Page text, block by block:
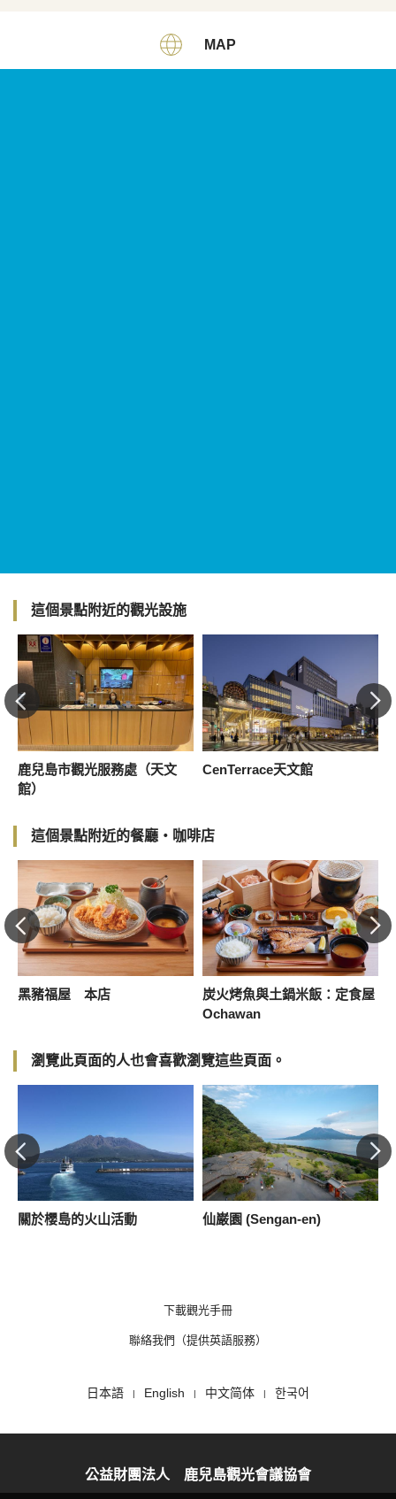
MAP
這個景點附近的觀光設施
鹿兒島市觀光服務處（天文
館）
CenTerrace天文館
這個景點附近的餐廳・咖啡店
黑豬福屋 本店
炭火烤魚與土鍋米飯：定食屋
Ochawan
瀏覽此頁面的人也會喜歡瀏覽這些頁面。
關於櫻島的火山活動 仙巌園 (Sengan-en)
下載觀光手冊
聯絡我們（提供英語服務）
日本語 English 中文简体 한국어
公益財團法人 鹿兒島觀光會議協會